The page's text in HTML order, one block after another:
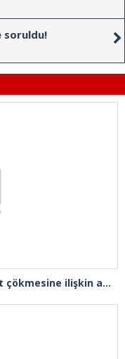
soruldu!
Çekmeköy Belediyesi’nden hafriyat çökmesine ilişkin açıklama